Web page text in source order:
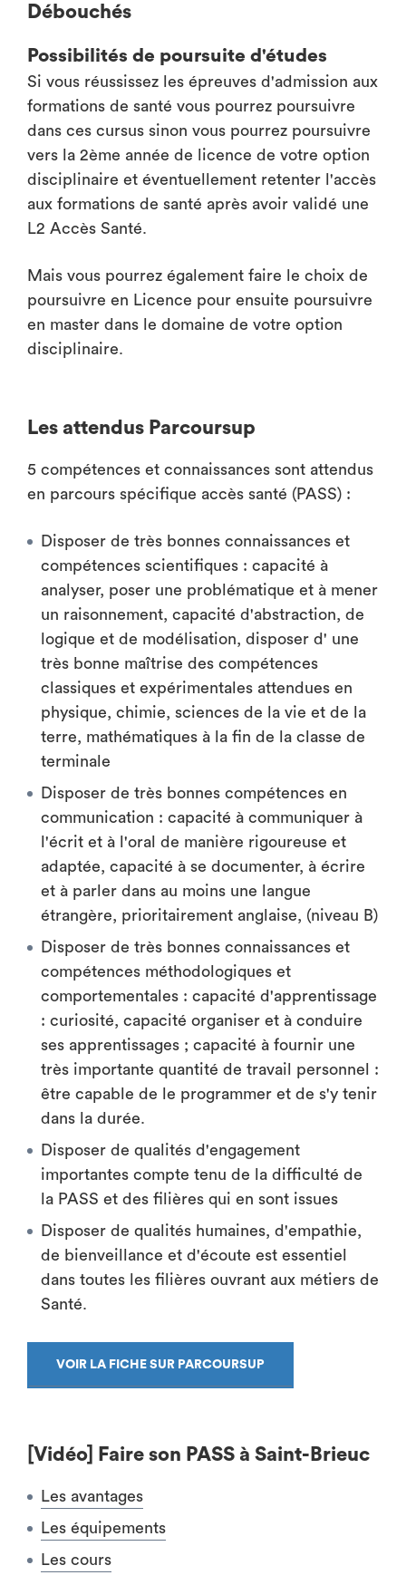
Débouchés
Possibilités de poursuite d'études
Si vous réussissez les épreuves d'admission aux
formations de santé vous pourrez poursuivre
dans ces cursus sinon vous pourrez poursuivre
vers la 2ème année de licence de votre option
disciplinaire et éventuellement retenter l'accès
aux formations de santé après avoir validé une
L2 Accès Santé.
Mais vous pourrez également faire le choix de
poursuivre en Licence pour ensuite poursuivre
en master dans le domaine de votre option
disciplinaire.
Les attendus Parcoursup
5 compétences et connaissances sont attendus
en parcours spécifique accès santé (PASS) :
Disposer de très bonnes connaissances et
compétences scientifiques : capacité à
analyser, poser une problématique et à mener
un raisonnement, capacité d'abstraction, de
logique et de modélisation, disposer d' une
très bonne maîtrise des compétences
classiques et expérimentales attendues en
physique, chimie, sciences de la vie et de la
terre, mathématiques à la fin de la classe de
terminale
Disposer de très bonnes compétences en
communication : capacité à communiquer à
l'écrit et à l'oral de manière rigoureuse et
adaptée, capacité à se documenter, à écrire
et à parler dans au moins une langue
étrangère, prioritairement anglaise, (niveau B)
Disposer de très bonnes connaissances et
compétences méthodologiques et
comportementales : capacité d'apprentissage
: curiosité, capacité organiser et à conduire
ses apprentissages ; capacité à fournir une
très importante quantité de travail personnel :
être capable de le programmer et de s'y tenir
dans la durée.
Disposer de qualités d'engagement
importantes compte tenu de la difficulté de
la PASS et des filières qui en sont issues
Disposer de qualités humaines, d'empathie,
de bienveillance et d'écoute est essentiel
dans toutes les filières ouvrant aux métiers de
Santé.
VOIR LA FICHE SUR PARCOURSUP
[Vidéo] Faire son PASS à Saint-Brieuc
Les avantages
Les équipements
Les cours